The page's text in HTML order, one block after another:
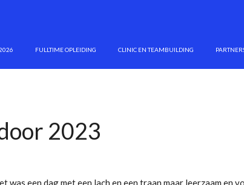
FULLTIME OPLEIDING CLINIC EN TEAMBUILDING
2023
een dag met een lach en een traan maar leerzaam en